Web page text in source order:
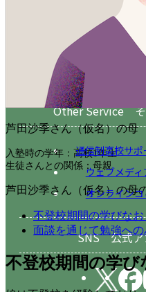
Other Service そ
通信制高校サ
ウェブメデ
オンライン
SNS 公式ア
芦田沙季さん（仮名）の母
入塾時の学年：高校1年生
生徒さんとの関係：母親
芦田沙季さん（仮名）の母
不登校期間の学びな
面談を通じて勉強へ
不登校期間の学